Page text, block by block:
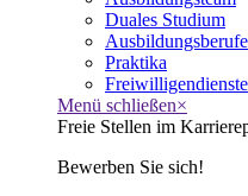
Duales Studium
Ausbildungsberufe
Praktika
Freiwilligendienste
Menü schließen×
Freie Stellen im
Bewerben Sie sich!